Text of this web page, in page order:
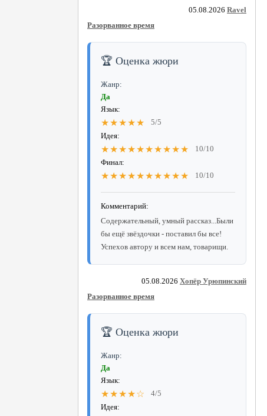
05.08.2026 Ravel
Разорванное время
🏆 Оценка жюри
Жанр:
Да
Язык:
★★★★★
5/5
Идея:
★★★★★★★★★★
10/10
Финал:
★★★★★★★★★★ 10/10
Комментарий:
Содержательный, умный рассказ...Были
бы ещё звёздочки - поставил бы все!
Успехов автору и всем нам, товарищи.
05.08.2026 Хопёр Урюпинский
Разорванное время
🏆 Оценка жюри
Жанр:
Да
Язык:
★★★★☆
4/5
Идея: